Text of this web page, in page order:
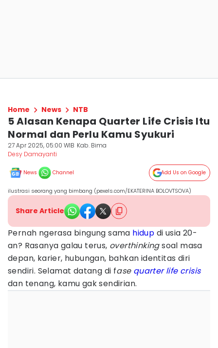
Home News NTB
5 Alasan Kenapa Quarter Life Crisis Itu
Normal dan Perlu Kamu Syukuri
27 Apr 2025, 05:00 WIB Kab. Bima
Desy Damayanti
News Channel Add Us on Google
ilustrasi seorang yang bimbang (pexels.com/EKATERINA BOLOVTSOVA)
Share Article
Pernah ngerasa bingung sama hidup di usia 20-
an? Rasanya galau terus, overthinkingsoal masa
depan, karier, hubungan, bahkan identitas diri
sendiri. Selamat datang di fase quarter life crisis
dan tenang, kamu gak sendirian.